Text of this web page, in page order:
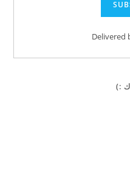
Delivered
:)